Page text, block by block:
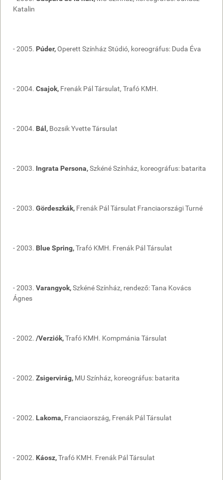
Katalin
- 2005. Púder,Operett Színház Stúdió, koreográfus: Duda Éva
- 2004. Csajok, Frenák Pál Társulat, Trafó KMH.
- 2004. Bál, Bozsik Yvette Társulat
- 2003. Ingrata Persona,Szkéné Színház, koreográfus: batarita
- 2003. Gördeszkák, Frenák Pál Társulat Franciaországi Turné
- 2003. Blue Spring,Trafó KMH. Frenák Pál Társulat
- 2003. Varangyok,Szkéné Színház, rendező: Tana Kovács
Ágnes
- 2002. /Verziók,Trafó KMH. Kompmánia Társulat
- 2002. Zsigervirág, MU Színház, koreográfus: batarita
- 2002. Lakoma, Franciaország, Frenák Pál Társulat
- 2002. Káosz,Trafó KMH. Frenák Pál Társulat